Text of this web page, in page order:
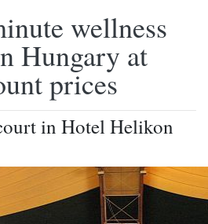
wellness
Hungary at
prices
in Hotel Helikon